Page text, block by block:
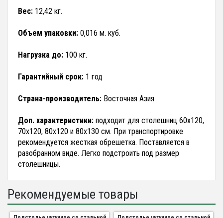
Вес: 12,42 кг.
Объем упаковки: 0,016 м. куб.
Нагрузка до: 100 кг.
Гарантийный срок: 1 год
Страна-производитель: Восточная Азия
Доп. характеристики: подходит для столешниц 60х120,
70х120, 80х120 и 80х130 см. При транспортировке
рекомендуется жесткая обрешетка. Поставляется в
разобранном виде. Легко подстроить под размер
столешницы.
Рекомендуемые товары